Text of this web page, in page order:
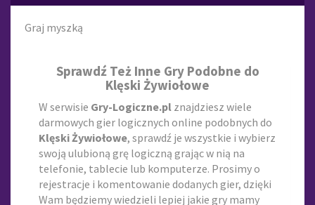
Graj myszką
Sprawdź Też Inne Gry Podobne do
Klęski Żywiołowe
W serwisie Gry-Logiczne.pl znajdziesz wiele
darmowych gier logicznych online podobnych do
Klęski Żywiołowe, sprawdź je wszystkie i wybierz
swoją ulubioną grę logiczną grając w nią na
telefonie, tablecie lub komputerze. Prosimy o
rejestracje i komentowanie dodanych gier, dzięki
Wam będziemy wiedzieli lepiej jakie gry mamy